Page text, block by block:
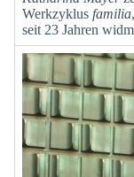
Werkzyklus familia
seit 23 Jahren